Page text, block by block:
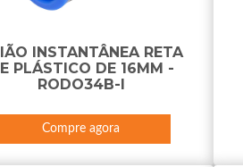
INSTANTÂNEA RETA
PLÁSTICO DE 16MM -
RODO34B-I
Compre agora